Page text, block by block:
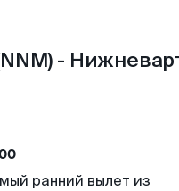
-
ранний вылет из